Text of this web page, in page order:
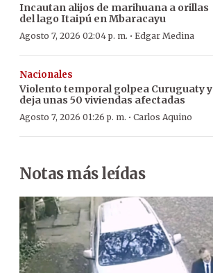
Incautan alijos de marihuana a orillas
del lago Itaipú en Mbaracayu
Agosto 7, 2026 02:04 p. m. · Edgar Medina
Nacionales
Violento temporal golpea Curuguaty y
deja unas 50 viviendas afectadas
Agosto 7, 2026 01:26 p. m. · Carlos Aquino
Notas más leídas